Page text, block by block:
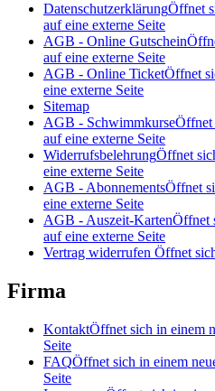
DatenschutzerklärungÖffnet
auf eine externe Seite
AGB - Online Gutschein
auf eine externe Seite
AGB - Online TicketÖffnet
eine externe Seite
Sitemap
AGB - SchwimmkurseÖffnet
auf eine externe Seite
WiderrufsbelehrungÖffnet
eine externe Seite
AGB - AbonnementsÖffnet
eine externe Seite
AGB - Auszeit-KartenÖffnet
auf eine externe Seite
Vertrag widerrufen Öffnet
Firma
KontaktÖffnet sich in einem
Seite
FAQÖffnet sich in einem
Seite